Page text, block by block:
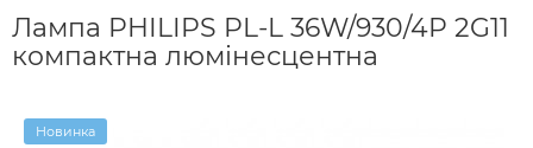
Лампа PHILIPS PL-L 36W/930/4P 2G11
компактна люмінесцентна
Новинка